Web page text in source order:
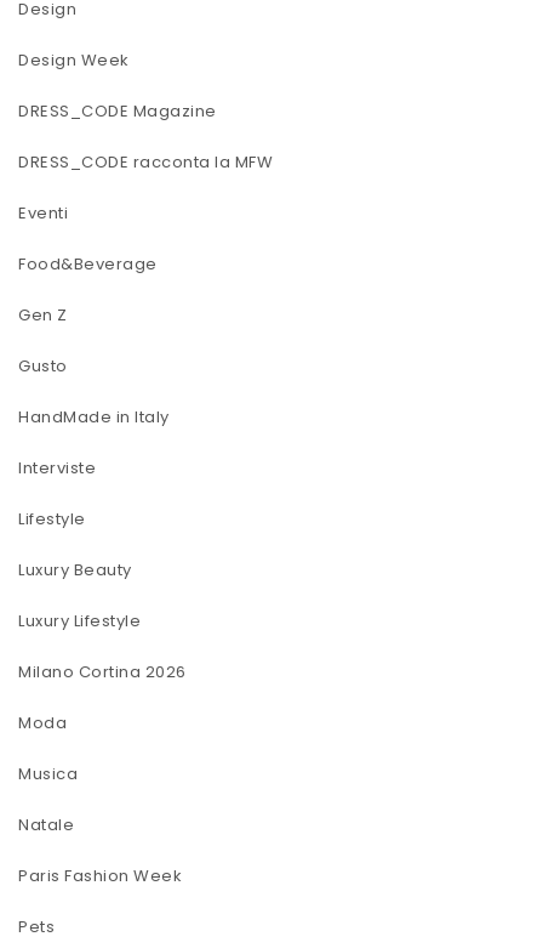
Design
Design Week
DRESS_CODE Magazine
DRESS_CODE racconta la MFW
Eventi
Food&Beverage
Gen Z
Gusto
HandMade in Italy
Interviste
Lifestyle
Luxury Beauty
Luxury Lifestyle
Milano Cortina 2026
Moda
Musica
Natale
Paris Fashion Week
Pets